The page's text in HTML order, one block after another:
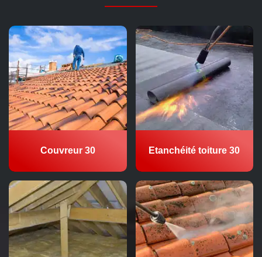
Couvreur 30 Etanchéité toiture 30